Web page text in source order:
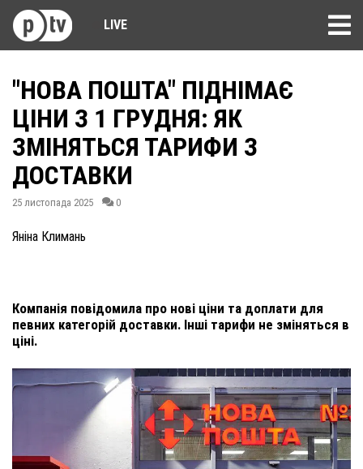
LIVE
"НОВА ПОШТА" ПІДНІМАЄ
ЦІНИ З 1 ГРУДНЯ: ЯК
ЗМІНЯТЬСЯ ТАРИФИ З
ДОСТАВКИ
25 листопада 2025 0
Яніна Климань
Компанія повідомила про нові ціни та доплати для
певних категорій доставки. Інші тарифи не зміняться в
ціні.